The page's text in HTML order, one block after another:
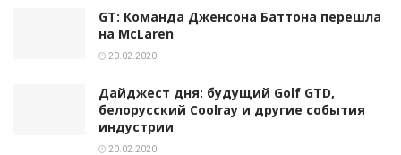
GT: Команда Дженсона Баттона перешла
на McLaren
20.02.2020
Дайджест дня: будущий Golf GTD,
белорусский Coolray и другие события
индустрии
20.02.2020